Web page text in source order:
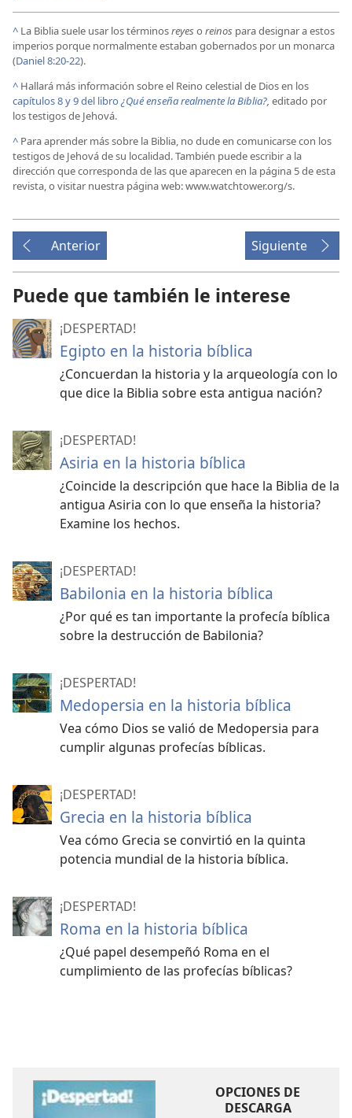
^ La Biblia suele usar los términosreyeso reinos para designar a estos
imperios porque normalmente estaban gobernados por un monarca
(Daniel 8:20-22).
^ Hallará más información sobre el Reino celestial de Dios en los
capítulos 8 y9 del libro ¿Qué enseña realmente la Biblia?, editado por
los testigos de Jehová.
^ Para aprender más sobre la Biblia, no dude en comunicarse con los
testigos de Jehová de su localidad. También puede escribir a la
dirección que corresponda de las que aparecen en la página 5 de esta
revista, o visitar nuestra página web: www.watchtower.org/s.
Anterior Siguiente
Puede que también le interese
¡DESPERTAD!
Egipto en la historia bíblica
¿Concuerdan la historia y la arqueología con lo
que dice la Biblia sobre esta antigua nación?
¡DESPERTAD!
Asiria en la historia bíblica
¿Coincide la descripción que hace la Biblia de la
antigua Asiria con lo que enseña la historia?
Examine los hechos.
¡DESPERTAD!
Babilonia en la historia bíblica
¿Por qué es tan importante la profecía bíblica
sobre la destrucción de Babilonia?
¡DESPERTAD!
Medopersia en la historia bíblica
Vea cómo Dios se valió de Medopersia para
cumplir algunas profecías bíblicas.
¡DESPERTAD!
Grecia en la historia bíblica
Vea cómo Grecia se convirtió en la quinta
potencia mundial de la historia bíblica.
¡DESPERTAD!
Roma en la historia bíblica
¿Qué papel desempeñó Roma en el
cumplimiento de las profecías bíblicas?
OPCIONES DE
DESCARGA